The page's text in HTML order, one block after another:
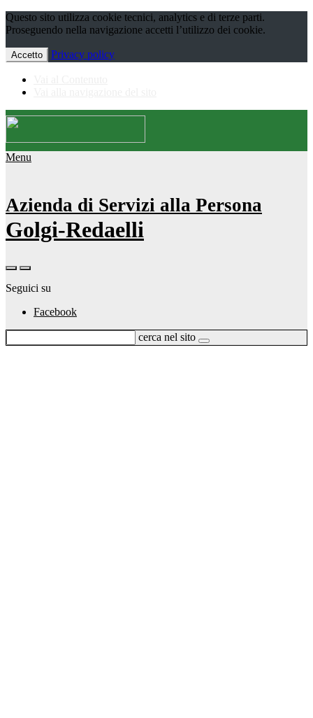
Questo sito utilizza cookie tecnici, analytics e di terze parti.
Proseguendo nella navigazione accetti l’utilizzo dei cookie.
Accetto Privacy policy
Menu
Azienda di Servizi alla Persona
Golgi-Redaelli
Seguici su
Facebook
cerca nel sito